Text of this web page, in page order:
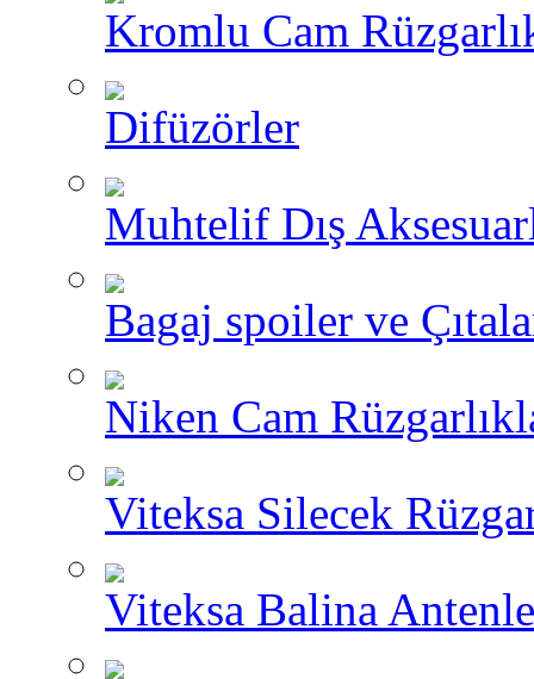
Kromlu Cam
Difüzörler
Muhtelif Dış
Bagaj spoiler ve
Niken Cam
Viteksa Silecek
Viteksa Balina